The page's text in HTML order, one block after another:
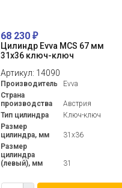
68 230₽
Цилиндр Evva MCS 67 мм
31x36 ключ-ключ
Артикул: 14090
Производитель
Evva
Страна
производства
Австрия
Тип цилиндра
Ключ-ключ
Размер
цилиндра, мм
31x36
Размер
цилиндра
(левый), мм
31